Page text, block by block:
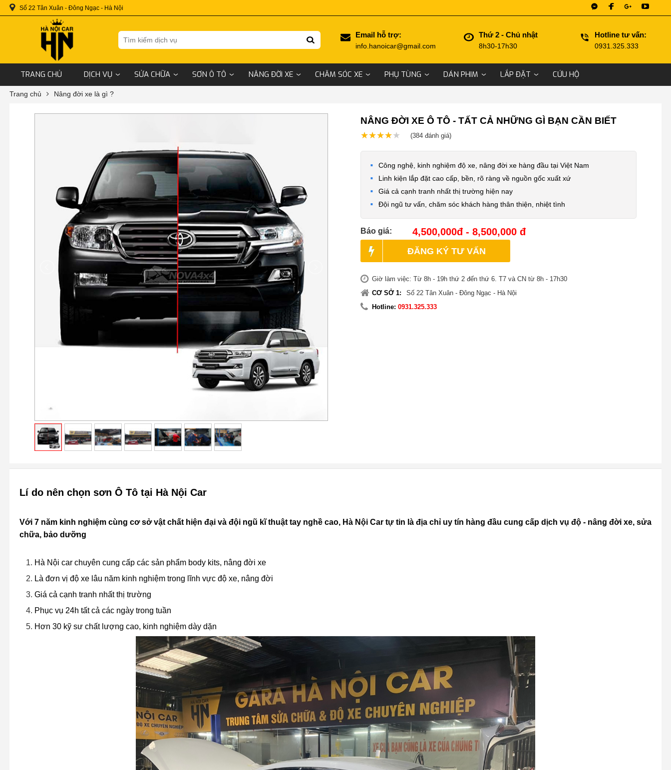
Số 22 Tân Xuân - Đông Ngạc - Hà Nội
Email hỗ trợ:
info.hanoicar@gmail.com
Thứ 2 - Chủ nhật
8h30-17h30
Hotline tư vấn:
0931.325.333
TRANG CHỦ DỊCH VỤ SỬA CHỮA SƠN Ô TÔ NÂNG ĐỜI XE CHĂM SÓC XE PHỤ TÙNG DÁN PHIM LẮP ĐẶT CỨU HỘ
Trang chủ Nâng đời xe là gì ?
NÂNG ĐỜI XE Ô TÔ - TẤT CẢ NHỮNG GÌ BẠN CẦN BIẾT
★★★★★
★★★★★ (384 đánh giá)
Công nghệ, kinh nghiệm độ xe, nâng đời xe hàng đầu tại Việt Nam
Linh kiện lắp đặt cao cấp, bền, rõ ràng về nguồn gốc xuất xứ
Giá cả cạnh tranh nhất thị trường hiện nay
Đội ngũ tư vấn, chăm sóc khách hàng thân thiện, nhiệt tình
Báo giá: 4,500,000đ - 8,500,000 đ
ĐĂNG KÝ TƯ VẤN
Giờ làm việc: Từ 8h - 19h thứ 2 đến thứ 6. T7 và CN từ 8h - 17h30
CƠ SỞ 1:
Số 22 Tân Xuân - Đông Ngạc - Hà Nội
Hotline: 0931.325.333
Lí do nên chọn sơn Ô Tô tại Hà Nội Car
Với 7 năm kinh nghiệm cùng cơ sở vật chất hiện đại và đội ngũ kĩ thuật tay nghề cao, Hà Nội Car tự tin là địa chỉ uy tín hàng đầu cung cấp dịch vụ độ - nâng đời xe, sửa
chữa, bảo dưỡng
Hà Nội car chuyên cung cấp các sản phẩm body kits, nâng đời xe
Là đơn vị độ xe lâu năm kinh nghiệm trong lĩnh vực độ xe, nâng đời
Giá cả cạnh tranh nhất thị trường
Phục vụ 24h tất cả các ngày trong tuần
Hơn 30 kỹ sư chất lượng cao, kinh nghiệm dày dặn